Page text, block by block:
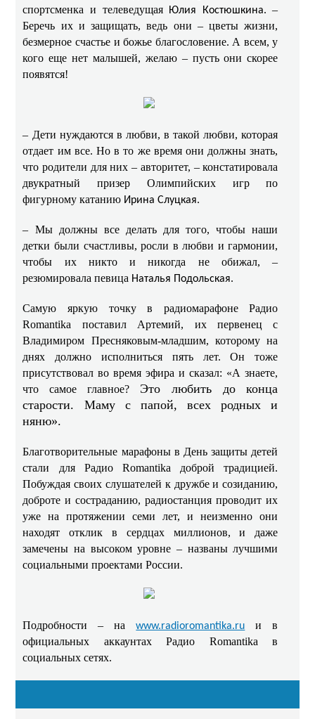
спортсменка и телеведущая
Юлия Костюшкина. –
Беречь их и защищать, ведь они – цветы жизни,
безмерное счастье и божье благословение. А всем, у
кого еще нет малышей, желаю – пусть они скорее
появятся!
– Дети нуждаются в любви, в такой любви, которая
отдает им все. Но в то же время они должны знать,
что родители для них – авторитет, – констатировала
двукратный призер Олимпийских игр по
фигурному катанию Ирина Слуцкая.
– Мы должны все делать для того, чтобы наши
детки были счастливы, росли в любви и гармонии,
чтобы их никто и никогда не обижал, –
резюмировала певица Наталья Подольская.
Самую яркую точку в радиомарафоне Радио
Romantika поставил Артемий, их первенец с
Владимиром Пресняковым-младшим, которому на
днях должно исполниться пять лет. Он тоже
присутствовал во время эфира и сказал: «А знаете,
что самое главное?Это любить до конца
старости. Маму с папой, всех родных и
няню».
Благотворительные марафоны в День защиты детей
стали для Радио Romantika доброй традицией.
Побуждая своих слушателей к дружбе и созиданию,
доброте и состраданию, радиостанция проводит их
уже на протяжении семи лет, и неизменно они
находят отклик в сердцах миллионов, и даже
замечены на высоком уровне – названы лучшими
социальными проектами России.
Подробности – наwww.radioromantika.ru и в
официальных аккаунтах Радио Romantika в
социальных сетях.